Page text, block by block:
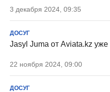
3 декабря 2024, 09:35
ДОСУГ
Jasyl Juma от Aviata.kz уже
22 ноября 2024, 09:00
ДОСУГ